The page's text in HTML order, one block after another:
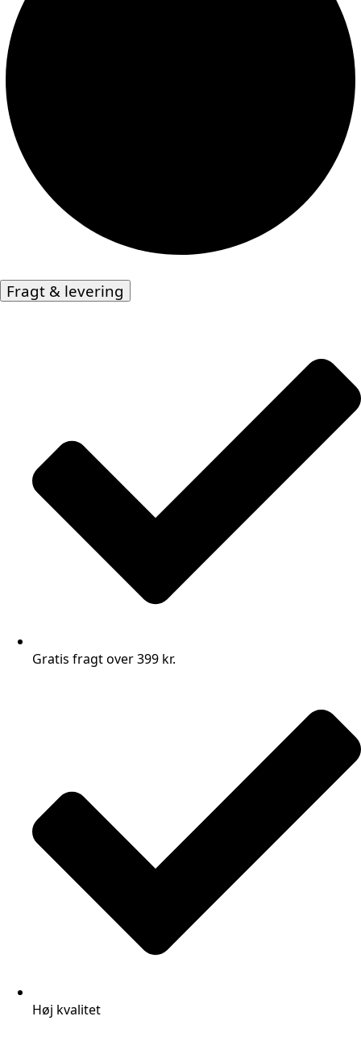
Fragt & levering
Gratis fragt over 399 kr.
Høj kvalitet